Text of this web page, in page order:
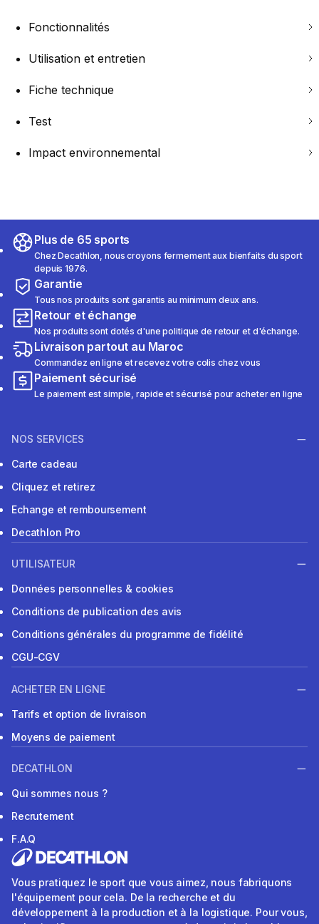
Fonctionnalités
Utilisation et entretien
Fiche technique
Test
Impact environnemental
Plus de 65 sports
Chez Decathlon, nous croyons fermement aux bienfaits du sport
depuis 1976.
Garantie
Tous nos produits sont garantis au minimum deux ans.
Retour et échange
Nos produits sont dotés d'une politique de retour et d'échange.
Livraison partout au Maroc
Commandez en ligne et recevez votre colis chez vous
Paiement sécurisé
Le paiement est simple, rapide et sécurisé pour acheter en ligne
NOS SERVICES
Carte cadeau
Cliquez et retirez
Echange et remboursement
Decathlon Pro
UTILISATEUR
Données personnelles & cookies
Conditions de publication des avis
Conditions générales du programme de fidélité
CGU-CGV
ACHETER EN LIGNE
Tarifs et option de livraison
Moyens de paiement
DECATHLON
Qui sommes nous ?
Recrutement
F.A.Q
Vous pratiquez le sport que vous aimez, nous fabriquons
l'équipement pour cela. De la recherche et du
développement à la production et à la logistique. Pour vous,